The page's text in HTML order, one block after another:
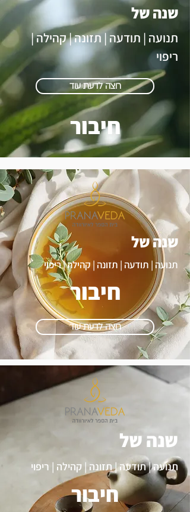
שנה של
תנועה | תודעה | תזונה | קהילה |
ריפוי
רוצה לדעת עוד
חיבור
שנה של
תנועה | תודעה | תזונה | קהילה | ריפוי
חיבור
רוצה לדעת עוד
שנה של
תנועה | תודעה | תזונה | קהילה | ריפוי
חיבור